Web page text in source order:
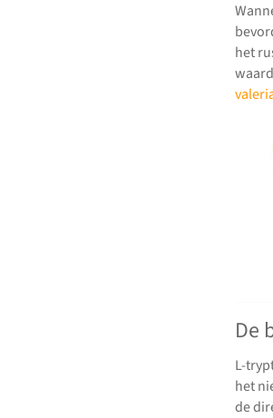
het
De
L-
het
de